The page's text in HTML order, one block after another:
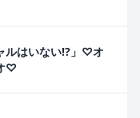
ルはいない!?」♡オ
♡